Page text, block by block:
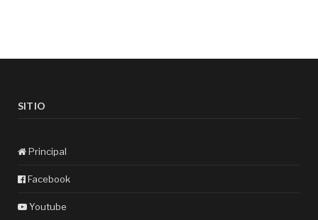
SITIO
Principal
Facebook
Youtube